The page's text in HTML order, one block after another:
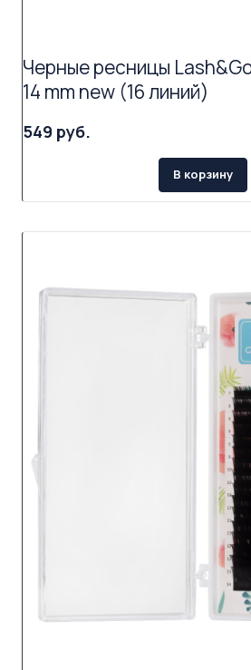
Черные ресницы
14 mm new (16 линий)
549 руб.
В корзину